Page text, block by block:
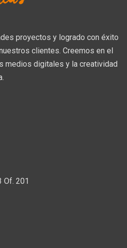
proyectos y logrado con éxito
clientes. Creemos en el
medios digitales y la creatividad
Of. 201